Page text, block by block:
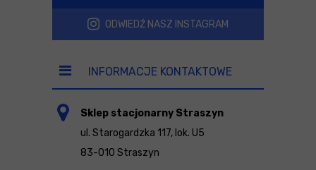
ODWIEDŹ NASZ INSTAGRAM
INFORMACJE KONTAKTOWE
Sklep stacjonarny Straszyn
ul. Starogardzka 117, lok. U5
83-010 Straszyn